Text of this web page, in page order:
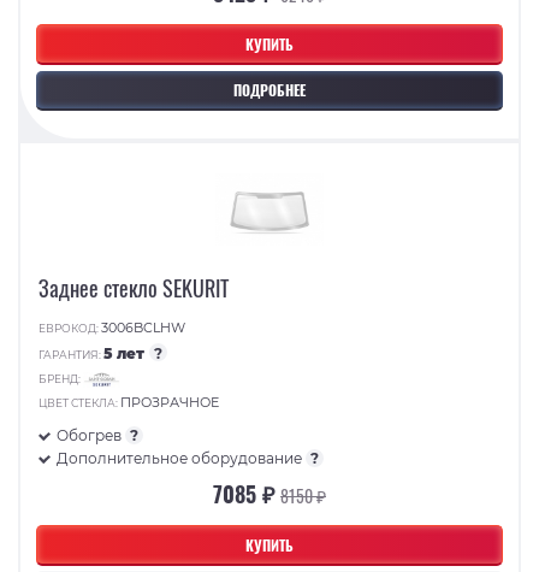
КУПИТЬ
ПОДРОБНЕЕ
КУПИТЬ
Заднее стекло SEKURIT
ЕВРОКОД:3006BCLHW
ГАРАНТИЯ:5 лет ?
БРЕНД:
ЦВЕТ СТЕКЛА: ПРОЗРАЧНОЕ
Обогрев ?
Дополнительное оборудование ?
7085 ₽8150 ₽